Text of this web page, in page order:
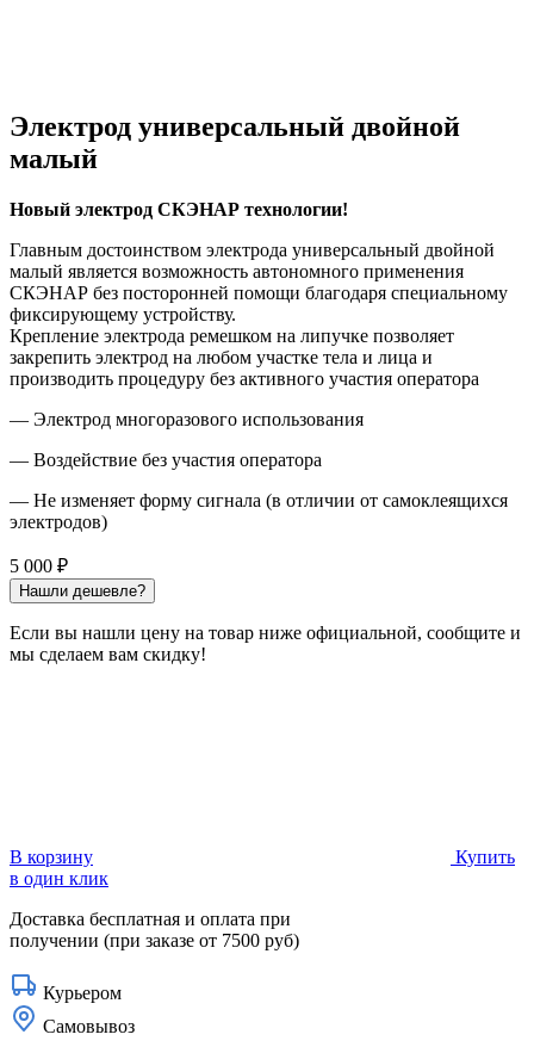
Электрод универсальный двойной
малый
Новый электрод СКЭНАР технологии!
Главным достоинством электрода универсальный двойной
малый является возможность автономного применения
СКЭНАР без посторонней помощи благодаря специальному
фиксирующему устройству.
Крепление электрода ремешком на липучке позволяет
закрепить электрод на любом участке тела и лица и
производить процедуру без активного участия оператора
— Электрод многоразового использования
— Воздействие без участия оператора
— Не изменяет форму сигнала (в отличии от самоклеящихся
электродов)
5 000 ₽
Нашли дешевле?
Если вы нашли цену на товар ниже официальной, сообщите и
мы сделаем вам скидку!
В корзину
Купить
в один клик
Доставка бесплатная и оплата при
получении (при заказе от 7500 руб)
Курьером
Самовывоз